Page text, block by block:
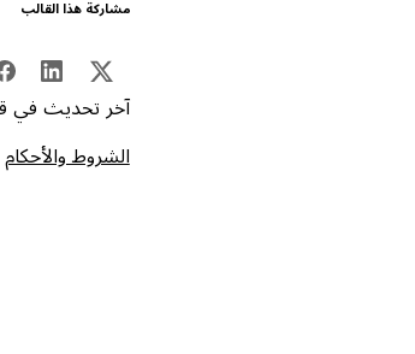
مشاركة هذا القالب
آخر تحديث في قبل
الشروط والأحكام